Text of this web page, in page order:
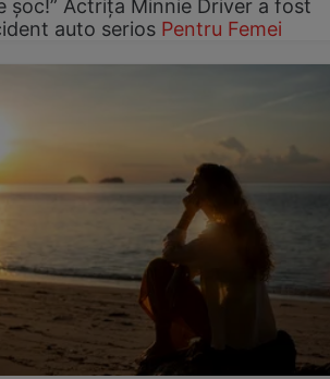
șoc!” Actrița Minnie Driver a fost
auto serios Pentru Femei